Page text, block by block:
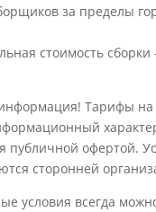
за пределы
стоимость сборки
Тарифы на
публичной офертой.
сторонней
условия всегда